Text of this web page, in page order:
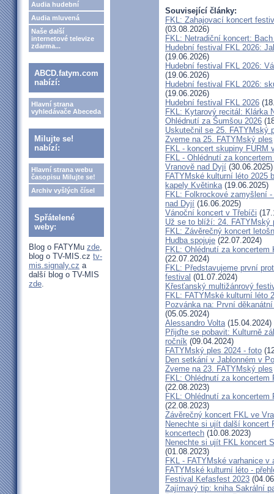
Audia hudební
Audia mluvená
Naše další
internetové televize
zdarma...
ABCD.fatym.com
nabízí:
Hlavní strana
vyhledávače Abeceda
Milujte se!
nabízí:
Hlavní strana webu
časopisu Milujte se!
Archiv vyšlých čísel
Spřátelené
weby:
Blog o FATYMu zde,
blog o TV-MIS.cz tv-
mis.signaly.cz a
další blog o TV-MIS
zde.
Související články:
FKL: Zahajovací koncert
(03.08.2026)
FKL: Netradiční koncert:
Hudební festival FKL 2026:
(19.06.2026)
Hudební festival FKL 2026:
(19.06.2026)
Hudební festival FKL 2026:
(19.06.2026)
Hudební festival FKL 2026
FKL: Kytarový recitál: Klárka
Ohlédnutí za Šumšou 2026
Uskutečnil se 25. FATYMský
Zveme na 25. FATYMský ples
FKL - koncert skupiny FURM
FKL - Ohlédnutí za
Vranově nad Dyjí (30.06.2025)
FATYMské kulturní léto 2025
kapely Květinka(19.06.2025)
FKL: Folkrockové zamyšlení
nad Dyjí (16.06.2025)
Vánoční koncert v Třebíči
Už se to blíží: 24. FATYMský
FKL: Závěrečný koncert
Hudba spojuje (22.07.2024)
FKL: Ohlédnutí za
(22.07.2024)
FKL: Představujeme první
festival (01.07.2024)
Křesťanský multižánrový
FKL: FATYMské kulturní léto
Pozvánka na: První
(05.05.2024)
Alessandro Volta(15.04.2024)
Přijďte se pobavit: Kulturně
ročník (09.04.2024)
FATYMský ples 2024 - foto
Den setkání v Jablonném v
Zveme na 23. FATYMský ples
FKL: Ohlédnutí za
(22.08.2023)
FKL: Ohlédnutí za koncertem
(22.08.2023)
Závěrečný koncert FKL ve
Nenechte si ujít další koncert
koncertech (10.08.2023)
Nenechte si ujít FKL koncert
(01.08.2023)
FKL - FATYMské varhanice v
FATYMské kulturní léto -
Festival Kefasfest 2023
Zajímavý tip: kniha Sakrální